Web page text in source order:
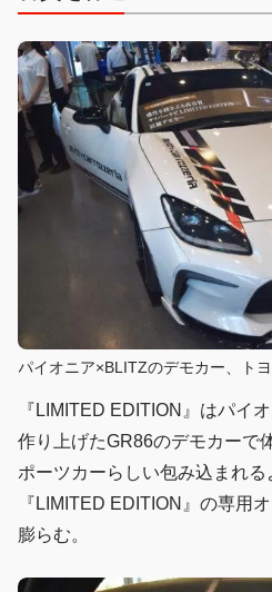
パイオニア×BLITZのデモカー、トヨ
『LIMITED EDITION』はパイ
作り上げたGR86のデモカーで
ポーツカーらしい包み込まれ
『LIMITED EDITION』の専用
膨らむ。